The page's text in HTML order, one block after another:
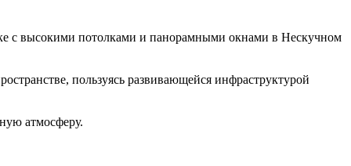
с высокими потолками и панорамными окнами в Нескучном
пользуясь развивающейся инфраструктурой
атмосферу.